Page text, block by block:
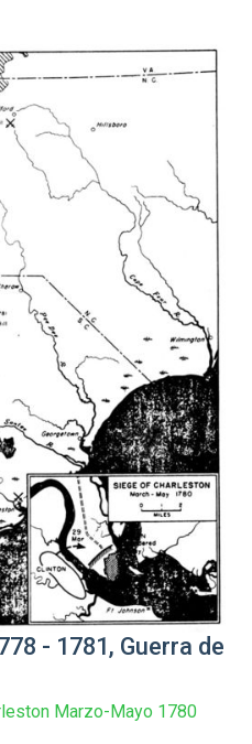
- 1781, Guerra de
Marzo-Mayo 1780